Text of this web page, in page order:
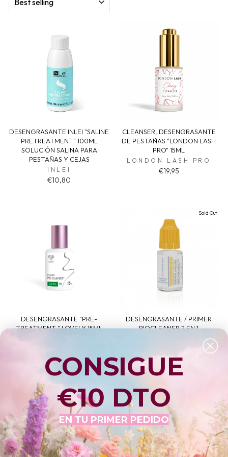
DESENGRASANTE INLEI "SALINE
PRETREATMENT" 100ML
SOLUCIÓN SALINA PARA
PESTAÑAS Y CEJAS
INLEI
€10,80
CLEANSER, DESENGRASANTE
DE PESTAÑAS "LONDON LASH
PRO" 15ML
LONDON LASH PRO
€19,95
DESENGRASANTE "PRE-
TREATMENT " LOVELY 15ML
Sold Out
DESENGRASANTE / PRIMER
BIOCLEANER 2 EN 1
LEMONGLASS MONICA ZET - 12
ML (PARA LAS PESTAÑAS
GRASAS)
MONICA ZET
€14,40
Sold Out
CONSIGUE
€10 DTO
EN TU PRIMER PEDIDO